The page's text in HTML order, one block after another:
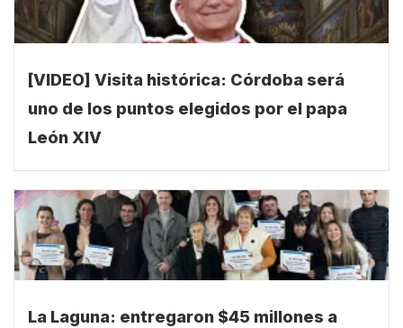
[VIDEO] Visita histórica: Córdoba será
uno de los puntos elegidos por el papa
León XIV
La Laguna: entregaron $45 millones a